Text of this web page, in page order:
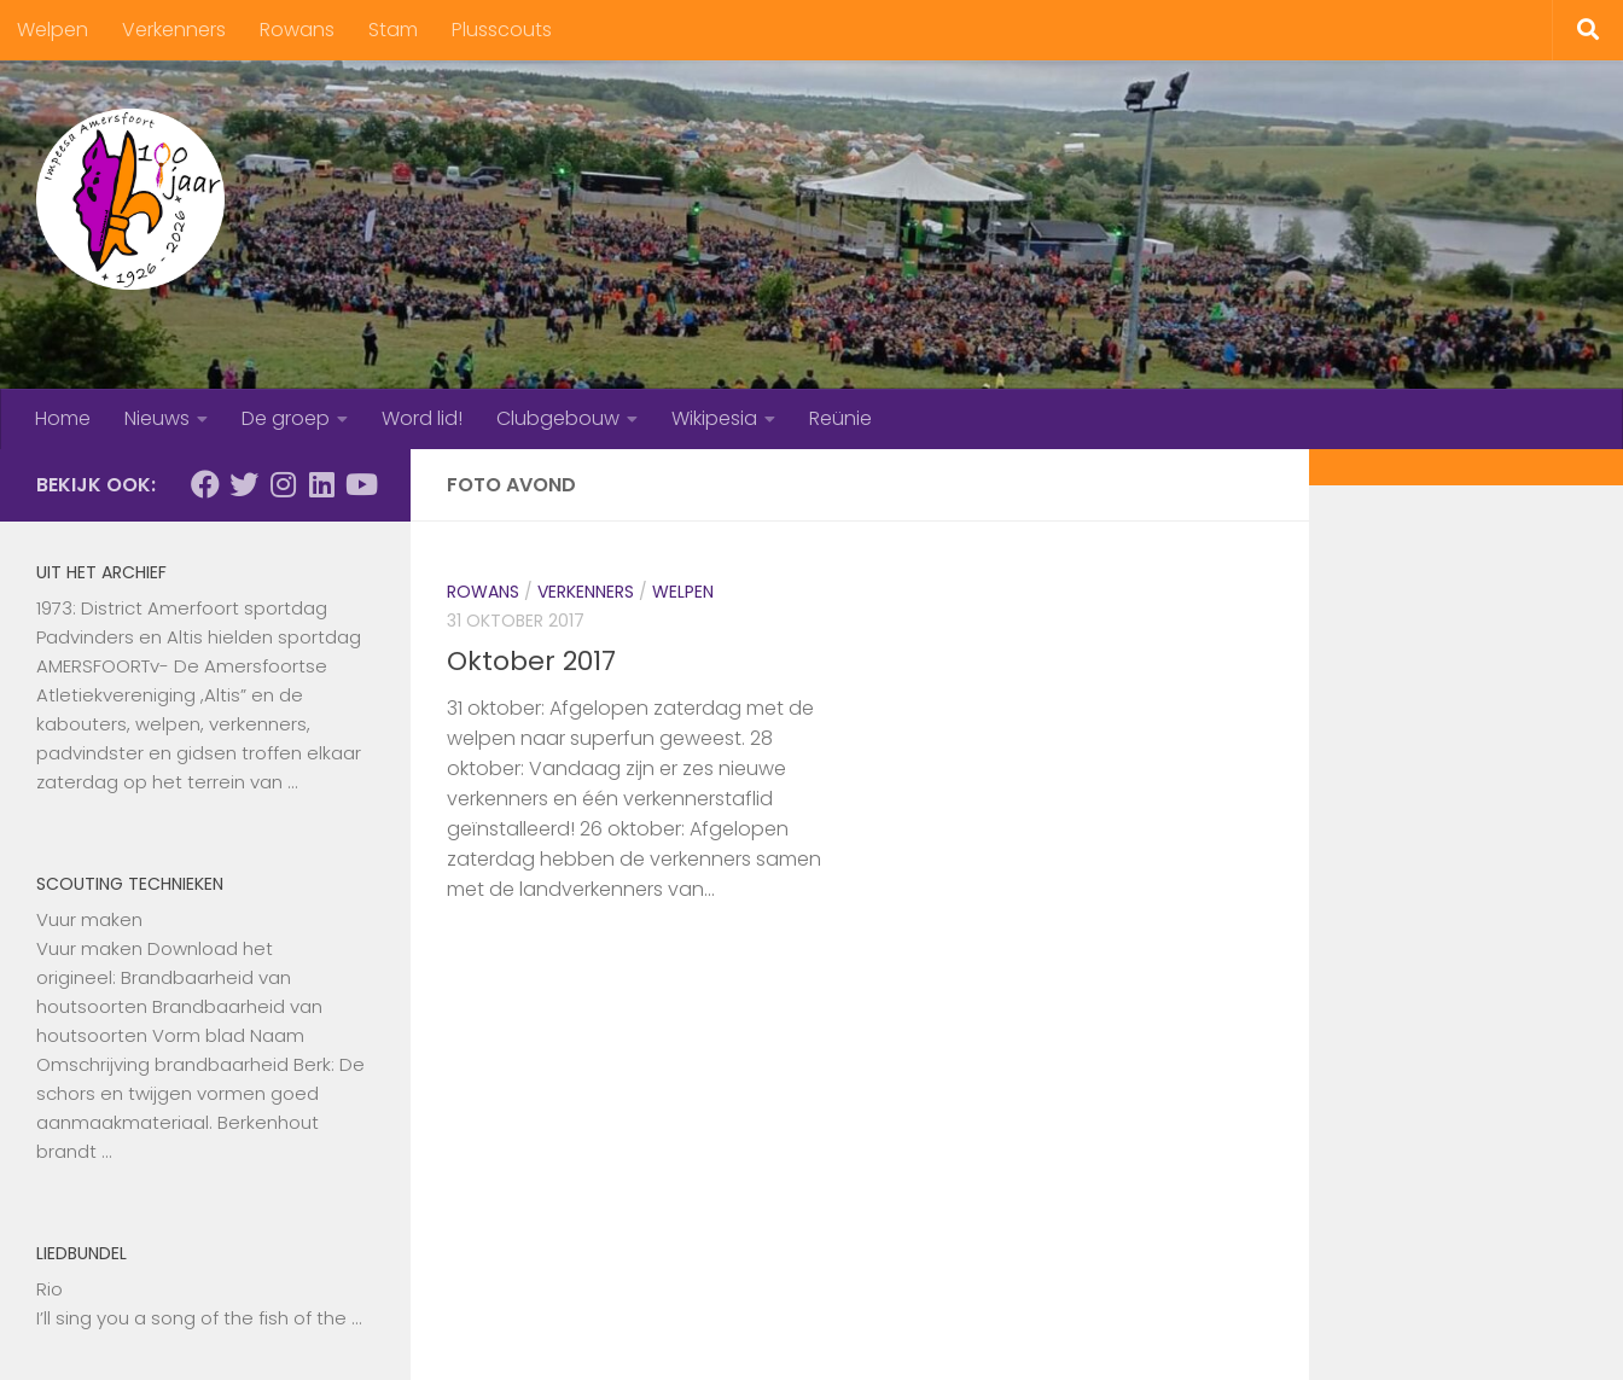
Doorgaan naar inhoud
Welpen Verkenners Rowans Stam Plusscouts
Home Nieuws De groep Word lid! Clubgebouw Wikipesia Reünie
FOTO AVOND
ROWANS / VERKENNERS / WELPEN
31 OKTOBER 2017
Oktober 2017
31 oktober: Afgelopen zaterdag met de
welpen naar superfun geweest. 28
oktober: Vandaag zijn er zes nieuwe
verkenners en één verkennerstaflid
geïnstalleerd! 26 oktober: Afgelopen
zaterdag hebben de verkenners samen
met de landverkenners van...
BEKIJK OOK:
UIT HET ARCHIEF
1973: District Amerfoort sportdag
Padvinders en Altis hielden sportdag
AMERSFOORTv- De Amersfoortse
Atletiekvereniging ,Altis” en de
kabouters, welpen, verkenners,
padvindster en gidsen troffen elkaar
zaterdag op het terrein van …
SCOUTING TECHNIEKEN
Vuur maken
Vuur maken Download het
origineel: Brandbaarheid van
houtsoorten Brandbaarheid van
houtsoorten Vorm blad Naam
Omschrijving brandbaarheid Berk: De
schors en twijgen vormen goed
aanmaakmateriaal. Berkenhout
brandt …
LIEDBUNDEL
Rio
I’ll sing you a song of the fish of the …